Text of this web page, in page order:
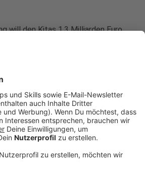
will den Kitas 1,3 Milliarden Euro
Mit dem Geld soll Die
besser werden. Das heißt:
Und das Land will mit dem
Kita-Jahr - ab nächstem
Joachim Stamp (FDP) sagt,
Weg.